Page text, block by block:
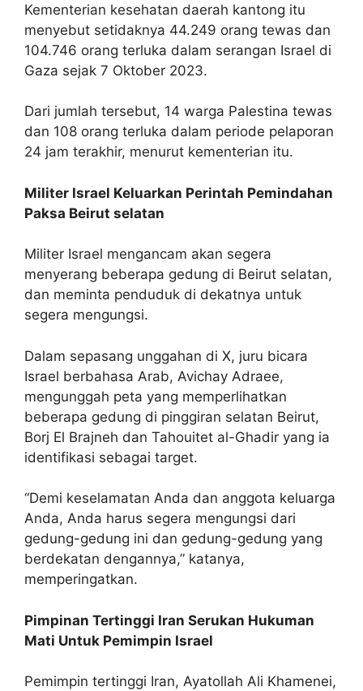
Kementerian kesehatan daerah kantong itu
menyebut setidaknya 44.249 orang tewas dan
104.746 orang terluka dalam serangan Israel di
Gaza sejak 7 Oktober 2023.
Dari jumlah tersebut, 14 warga Palestina tewas
dan 108 orang terluka dalam periode pelaporan
24 jam terakhir, menurut kementerian itu.
Militer Israel Keluarkan Perintah Pemindahan
Paksa Beirut selatan
Militer Israel mengancam akan segera
menyerang beberapa gedung di Beirut selatan,
dan meminta penduduk di dekatnya untuk
segera mengungsi.
Dalam sepasang unggahan di X, juru bicara
Israel berbahasa Arab, Avichay Adraee,
mengunggah peta yang memperlihatkan
beberapa gedung di pinggiran selatan Beirut,
Borj El Brajneh dan Tahouitet al-Ghadir yang ia
identifikasi sebagai target.
“Demi keselamatan Anda dan anggota keluarga
Anda, Anda harus segera mengungsi dari
gedung-gedung ini dan gedung-gedung yang
berdekatan dengannya,” katanya,
memperingatkan.
Pimpinan Tertinggi Iran Serukan Hukuman
Mati Untuk Pemimpin Israel
Pemimpin tertinggi Iran, Ayatollah Ali Khamenei,